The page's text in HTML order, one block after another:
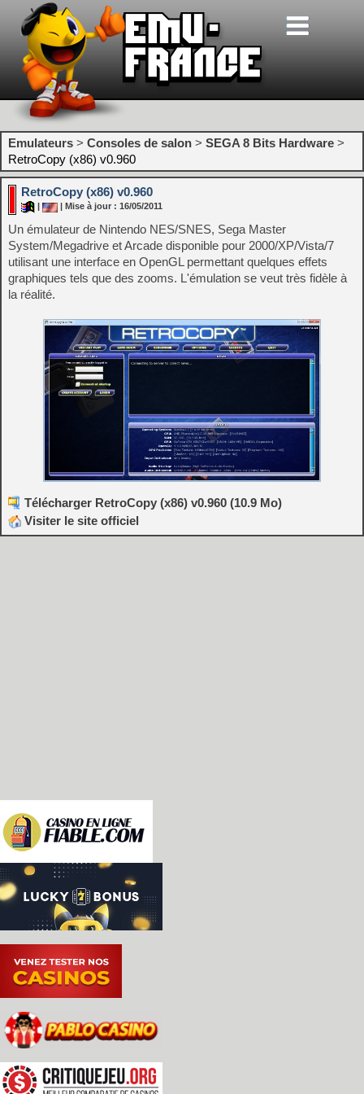
Emulateurs > Consoles de salon > SEGA 8 Bits Hardware >
RetroCopy (x86) v0.960
RetroCopy (x86) v0.960
| Mise à jour : 16/05/2011
Un émulateur de Nintendo NES/SNES, Sega Master
System/Megadrive et Arcade disponible pour 2000/XP/Vista/7
utilisant une interface en OpenGL permettant quelques effets
graphiques tels que des zooms. L'émulation se veut très fidèle à
la réalité.
Télécharger RetroCopy (x86) v0.960 (10.9 Mo)
Visiter le site officiel